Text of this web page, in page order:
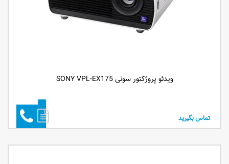
ویدئو پروژکتور سونی SONY VPL-EX175
تماس بگیرید